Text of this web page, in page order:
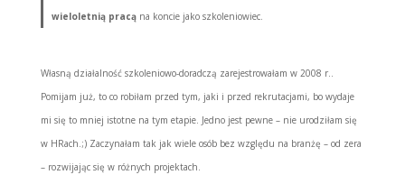
wieloletnią pracą na koncie jako szkoleniowiec.
Własną działalność szkoleniowo-doradczą zarejestrowałam w 2008 r..
Pomijam już, to co robiłam przed tym, jaki i przed rekrutacjami, bo wydaje
mi się to mniej istotne na tym etapie. Jedno jest pewne – nie urodziłam się
w HRach.;) Zaczynałam tak jak wiele osób bez względu na branżę – od zera
– rozwijając się w różnych projektach.